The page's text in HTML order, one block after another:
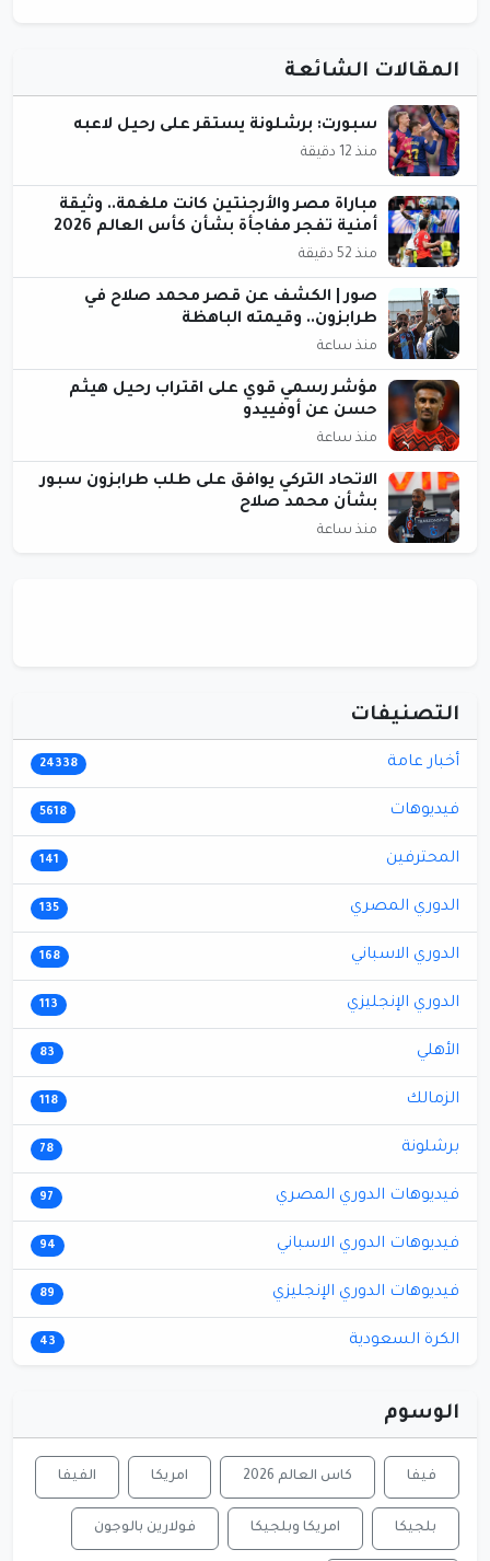
المقالات الشائعة
سبورت: برشلونة يستقر على رحيل لاعبه
منذ 12 دقيقة
مباراة مصر والأرجنتين كانت ملغمة.. وثيقة
أمنية تفجر مفاجأة بشأن كأس العالم 2026
منذ 52 دقيقة
صور | الكشف عن قصر محمد صلاح في
طرابزون.. وقيمته الباهظة
منذ ساعة
مؤشر رسمي قوي على اقتراب رحيل هيثم
حسن عن أوفييدو
منذ ساعة
الاتحاد التركي يوافق على طلب طرابزون سبور
بشأن محمد صلاح
منذ ساعة
التصنيفات
أخبار عامة 24338
فيديوهات 5618
المحترفين 141
الدوري المصري 135
الدوري الاسباني 168
الدوري الإنجليزي 113
الأهلي 83
الزمالك 118
برشلونة 78
فيديوهات الدوري المصري 97
فيديوهات الدوري الاسباني 94
فيديوهات الدوري الإنجليزي 89
الكرة السعودية 43
الوسوم
فيفا كاس العالم 2026 امريكا الفيفا
بلجيكا امريكا وبلجيكا فولارين بالوجون